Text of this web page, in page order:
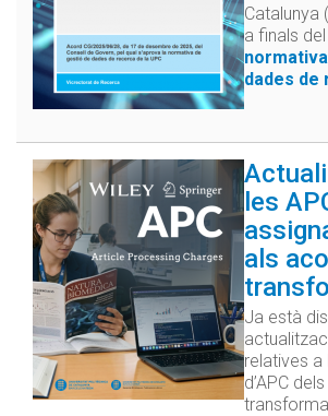
Catalunya
a finals
dades de
les
als
Ja està
relatives a
d’APC